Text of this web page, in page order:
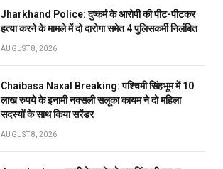
Jharkhand Police: दुष्कर्म के आरोपी की पीट-पीटकर
हत्या करने के मामले में दो दारोगा समेत 4 पुलिसकर्मी निलंबित
AUGUST 8, 2026
Chaibasa Naxal Breaking: पश्चिमी सिंहभूम में 10
लाख रुपये के इनामी नक्सली सलूका कायम ने दो महिला
सदस्यों के साथ किया सरेंडर
AUGUST 8, 2026